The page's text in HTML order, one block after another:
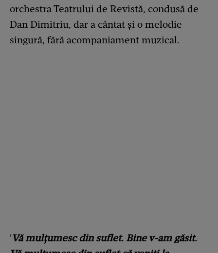
orchestra Teatrului de Revistă, condusă de
Dan Dimitriu, dar a cântat și o melodie
singură, fără acompaniament muzical.
'Vă mulțumesc din suflet. Bine v-am găsit.